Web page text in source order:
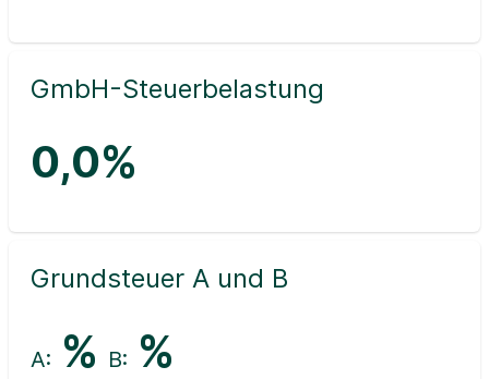
GmbH-Steuerbelastung
0,0%
Grundsteuer A und B
A: % B: %